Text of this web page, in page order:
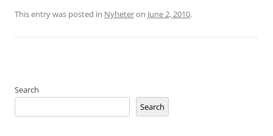
This entry was posted in Nyheteron June 2, 2010.
Search
Search